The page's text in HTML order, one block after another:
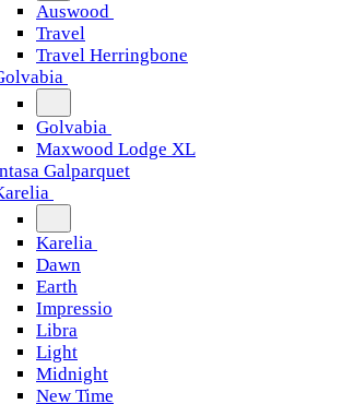
Auswood
Travel
Travel Herringbone
Golvabia
Maxwood Lodge XL
Galparquet
Karelia
Dawn
Earth
Impressio
Libra
Light
Midnight
New Time